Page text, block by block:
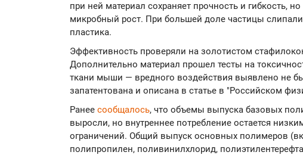
при ней материал сохраняет прочность и гибкость,
микробный рост. При большей доле частицы
пластика.
Эффективность проверяли на золотистом
Дополнительно материал прошел тесты на
ткани мыши — вредного воздействия выявлено не
запатентована и описана в статье в "Российском
Ранее сообщалось, что объемы выпуска базовых
выросли, но внутреннее потребление остается
ограничений. Общий выпуск основных полимеров
полипропилен, поливинилхлорид,